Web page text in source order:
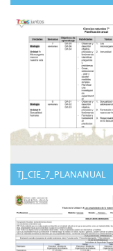
TJ_CIE_7_PLANANUAL